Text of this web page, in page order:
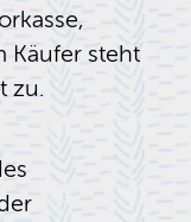
Käufer steht
zu.